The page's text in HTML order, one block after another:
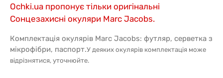
Ochki.ua пропонує тільки оригінальні
Сонцезахисні окуляри Marc Jacobs.
Комплектація окулярів Marc Jacobs: футляр, серветка з
мікрофібри, паспорт.У деяких окулярів комплектація може
відрізнятися, уточнюйте.